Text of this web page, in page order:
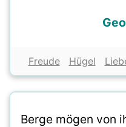
Freude Hügel
Berge mögen von